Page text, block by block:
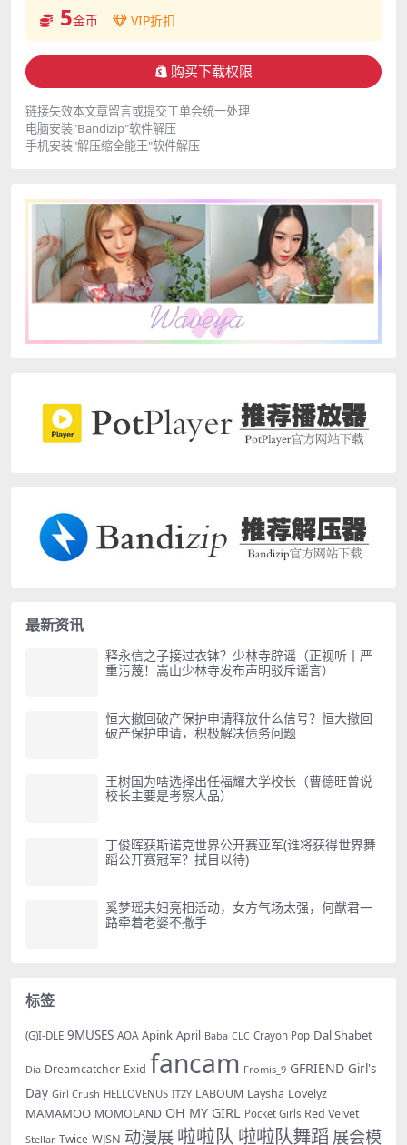
5金币 VIP折扣
购买下载权限
链接失效本文章留言或提交工单会统一处理
电脑安装"Bandizip"软件解压
手机安装"解压缩全能王"软件解压
最新资讯
释永信之子接过衣钵？少林寺辟谣（正视听丨严
重污蔑！嵩山少林寺发布声明驳斥谣言）
恒大撤回破产保护申请释放什么信号？恒大撤回
破产保护申请，积极解决债务问题
王树国为啥选择出任福耀大学校长（曹德旺曾说
校长主要是考察人品）
丁俊晖获斯诺克世界公开赛亚军(谁将获得世界舞
蹈公开赛冠军？拭目以待)
奚梦瑶夫妇亮相活动，女方气场太强，何猷君一
路牵着老婆不撒手
标签
(G)I-DLE 9MUSES AOA Apink April Baba CLC Crayon Pop Dal Shabet
Dia Dreamcatcher Exid fancam Fromis_9 GFRIEND Girl's
Day Girl Crush HELLOVENUS ITZY LABOUM Laysha Lovelyz
MAMAMOO MOMOLAND OH MY GIRL Pocket Girls Red Velvet
Stellar Twice WJSN 动漫展 啦啦队 啦啦队舞蹈 展会模